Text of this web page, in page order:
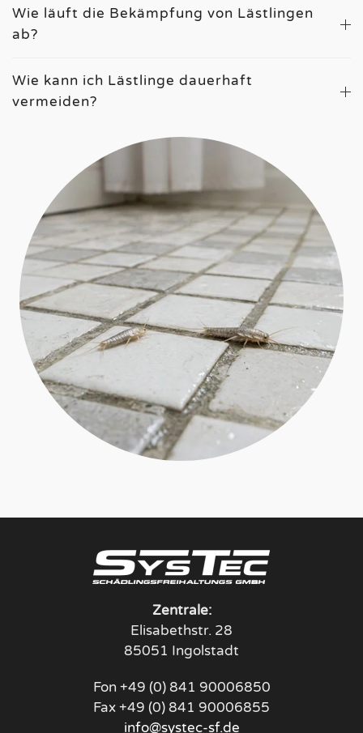
Wie läuft die Bekämpfung von Lästlingen
ab?
Wie kann ich Lästlinge dauerhaft
vermeiden?
Zentrale:
Elisabethstr. 28
85051 Ingolstadt
Fon +49 (0) 841 90006850
Fax +49 (0) 841 90006855
info@systec-sf.de